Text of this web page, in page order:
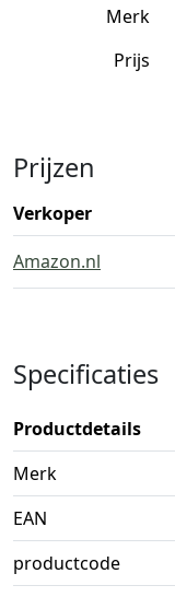
Merk
Prijs
Prijzen
Verkoper
Amazon.nl
Specificaties
Productdetails
Merk
EAN
productcode